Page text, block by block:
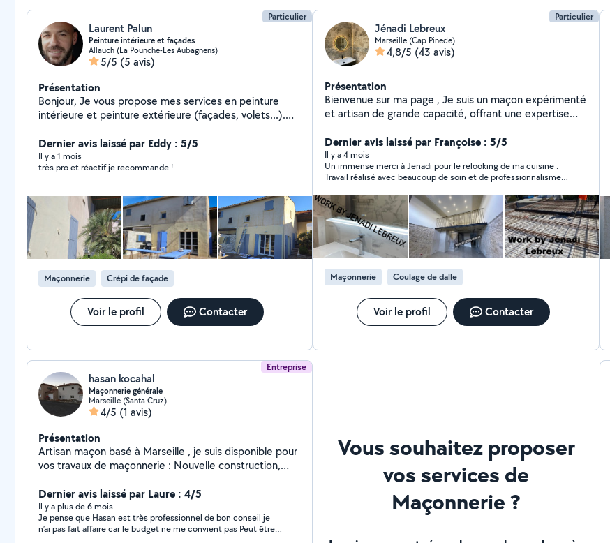
n'avez pas de réponse de ma part au O7788O8941.Particulier
Laurent Palun
Peinture intérieure et façades
Allauch (La Pounche-Les Aubagnens)
5/5 (5 avis)
Présentation
Bonjour, Je vous propose mes services en peinture
intérieure et peinture extérieure (façades, volets...).
bientôt.
Dernier avis laissé par Eddy : 5/5
Il y a 1 mois
très pro et réactif je recommande !
Maçonnerie Crépi de façade
Voir le profil Contacter
Particulier
Jénadi Lebreux
Marseille (Cap Pinede)
4,8/5 (43 avis)
Présentation
Bienvenue sur ma page , Je suis un maçon expérimenté
et artisan de grande capacité, offrant une expertise
construction à la rénovation complète de A à Z. Pour
découvrir l'étendue de mes compétences et voir mes
réalisations, je vous invite à consulter ma page sur
AlloVoisins. Merci
Dernier avis laissé par Françoise : 5/5
Il y a 4 mois
Un immense merci à Jenadi pour le relooking de ma cuisine .
Travail réalisé avec beaucoup de soin et de professionnalisme.
efficace et sympathique . Je recommande sans hésitation.
Maçonnerie Coulage de dalle
Voir le profil Contacter
Entreprise
hasan kocahal
Maçonnerie générale
Marseille (Santa Cruz)
4/5 (1 avis)
Présentation
Artisan maçon basé à Marseille , je suis disponible pour
vos travaux de maçonnerie : Nouvelle construction,
etc. Travail propre, sérieux, avec assurance décennale
Déplacement possible dans un rayon de 50km
N'hésitez pas à me contacter ou à partager autour de
vous ! Merci
Dernier avis laissé par Laure : 4/5
Il y a plus de 6 mois
Je pense que Hasan est très professionnel de bon conseil je
n’ai pas fait affaire car le budget ne me convient pas Peut être
Vous souhaitez proposer
vos services de
Maçonnerie ?